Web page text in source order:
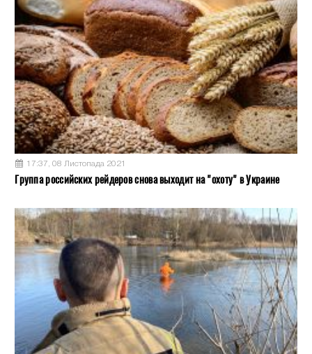
17:37, 08 Листопада 2021
Группа российских рейдеров снова выходит на "охоту" в Украине